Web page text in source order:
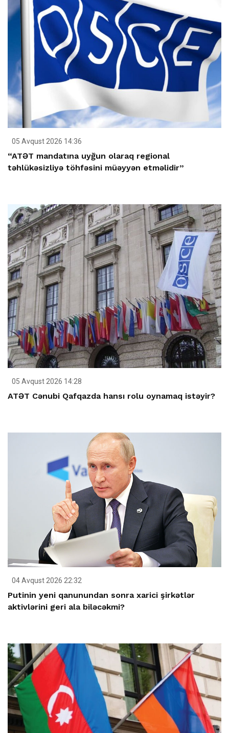
05 Avqust 2026 14:36
“ATƏT mandatına uyğun olaraq regional
təhlükəsizliyə töhfəsini müəyyən etməlidir”
05 Avqust 2026 14:28
ATƏT Cənubi Qafqazda hansı rolu oynamaq istəyir?
04 Avqust 2026 22:32
Putinin yeni qanunundan sonra xarici şirkətlər
aktivlərini geri ala biləcəkmi?